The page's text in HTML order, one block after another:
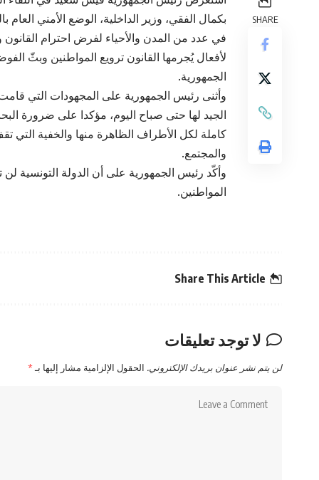
SHARE
بكمال الفقي، وزير الداخلية، الوضع الأمني العام
في عدد من المدن والأحياء لفرض احترام القانون
لأفعال يُجرمها القانون ترويع المواطنين وبثّ
الجمهورية.
وأثنى رئيس الجمهورية على المجهودات التي قامت
الجيد لها حتى صباح اليوم، مؤكدا على ضرورة
كاملة لكل الأطراف الظاهرة منها والخفية التي
والمجتمع.
وأكّد رئيس الجمهورية على أن الدولة التونسية
المواطنين.
Share This Article
لا توجد تعليقات
لن يتم نشر عنوان بريدك الإلكتروني. الحقول الإلزامية مشار إليها بـ*